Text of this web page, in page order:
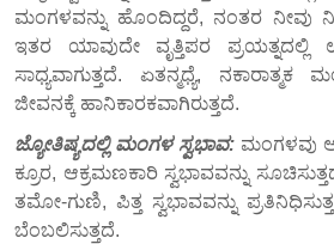
ಮಂಗಳವನ್ನು ಹೊಂದಿದ್ದರೆ, ನಂತರ ನೀವು
ಇತರ ಯಾವುದೇ ವೃತ್ತಿಪರ
ಸಾಧ್ಯವಾಗುತ್ತದೆ. ಏತನ್ಮಧ್ಯೆ,
ಜೀವನಕ್ಕೆ ಹಾನಿಕಾರಕವಾಗಿರುತ್ತದೆ.
ಜ್ಯೋತಿಷ್ಯದಲ್ಲಿ ಮಂಗಳ ಸ್ವಭಾವ: ಮಂಗಳವು
ಕ್ರೂರ, ಆಕ್ರಮಣಕಾರಿ ಸ್ವಭಾವವನ್ನು
ತಮೋ-ಗುಣಿ, ಪಿತ್ತ ಸ್ವಭಾವವನ್ನು
ಬೆಂಬಲಿಸುತ್ತದೆ.